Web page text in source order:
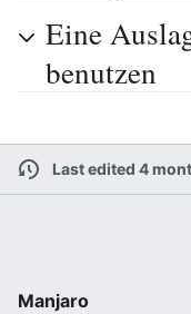
Eine
benutzen
Last edited 4
Manjaro